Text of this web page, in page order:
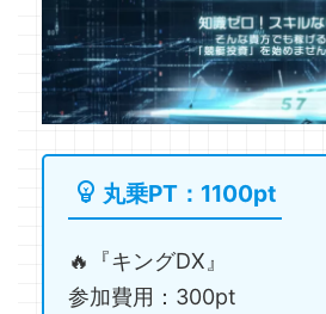
丸乗PT：1100pt
🔥『キングDX』
参加費用：300pt